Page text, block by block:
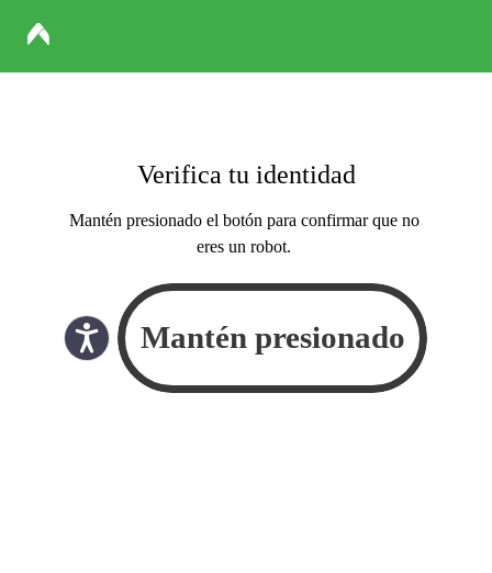
Verifica tu identidad
Mantén presionado el botón para confirmar que no
eres un robot.